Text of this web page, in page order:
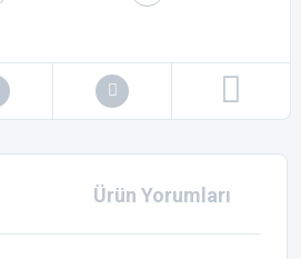
Ürün Yorumları